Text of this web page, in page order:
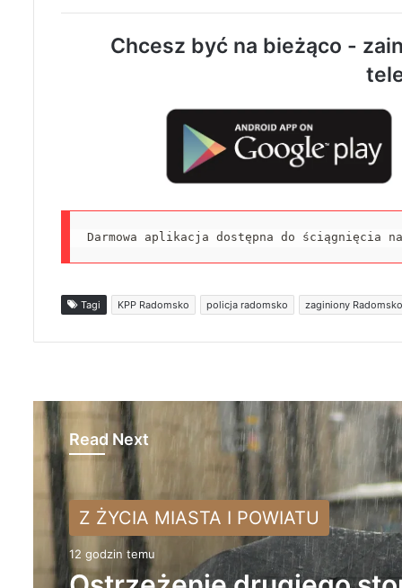
Chcesz być na bieżąco -
Darmowa aplikacja dostępna do ściągnięcia
Tagi KPP Radomsko policja radomsko zaginiony Radomsko
Read Next
Z ŻYCIA MIASTA I POWIATU
12 godzin temu
NA SYGNALE
1 dzień temu